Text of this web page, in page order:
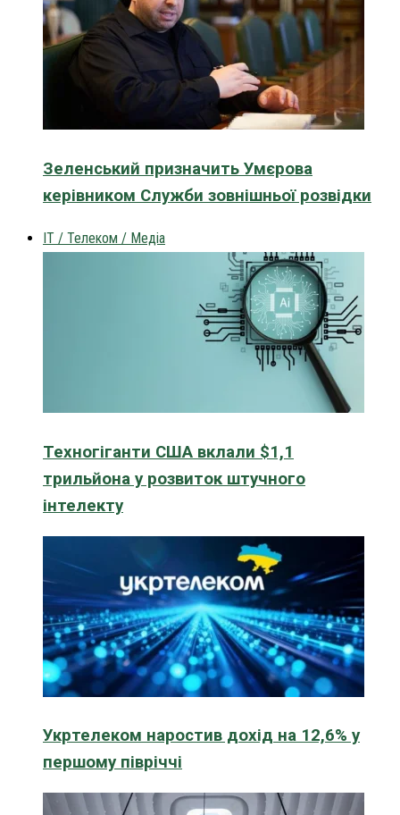
Зеленський призначить Умєрова
керівником Служби зовнішньої розвідки
IT / Телеком / Медіа
Техногіганти США вклали $1,1
трильйона у розвиток штучного
інтелекту
Укртелеком наростив дохід на 12,6% у
першому півріччі